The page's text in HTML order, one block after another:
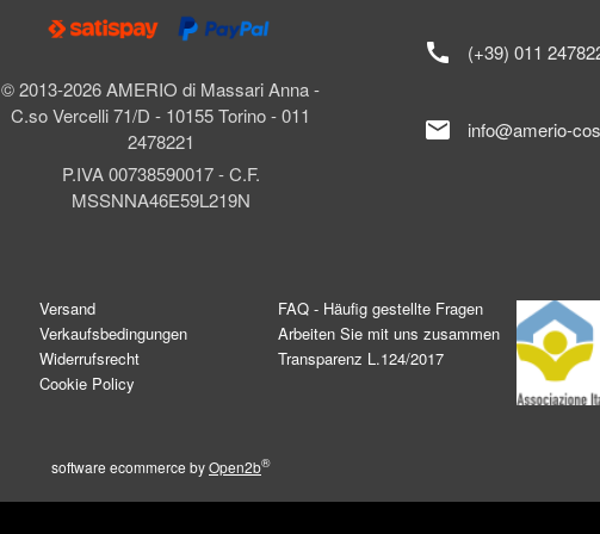
© 2013-2026 AMERIO di Massari Anna -
C.so Vercelli 71/D - 10155 Torino - 011
2478221
P.IVA 00738590017 - C.F.
MSSNNA46E59L219N
call (+39) 011
mail info@amerio-
Versand
Verkaufsbedingungen
Widerrufsrecht
Cookie Policy
FAQ - Häufig gestellte Fragen
Arbeiten Sie mit uns zusammen
Transparenz L.124/2017
software ecommerce byOpen2b®